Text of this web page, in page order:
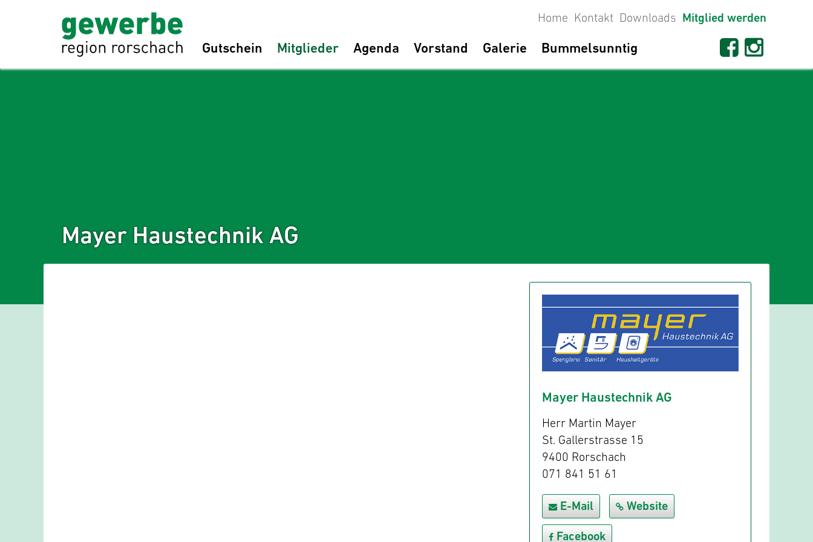
Home Kontakt Downloads Mitglied werden
Gutschein Mitglieder Agenda Vorstand Galerie Bummelsunntig
Mayer Haustechnik AG
Mayer Haustechnik AG
Herr Martin Mayer
St. Gallerstrasse 15
9400 Rorschach
071 841 51 61
E-Mail Website
Facebook